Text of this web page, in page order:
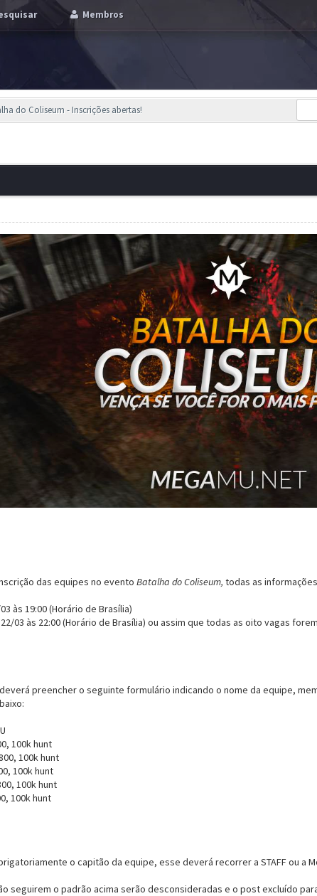
Membros
do Coliseum - Inscrições abertas!
das equipes no evento Batalha do Coliseum, todas as
às 19:00 (Horário de Brasília)
22/03 às 22:00 (Horário de Brasília) ou assim que todas as oito vagas
preencher o seguinte formulário indicando o nome da equipe,
100k hunt
100k hunt
100k hunt
100k hunt
100k hunt
o capitão da equipe, esse deverá recorrer a STAFF ou a
seguirem o padrão acima serão desconsideradas e o post excluído